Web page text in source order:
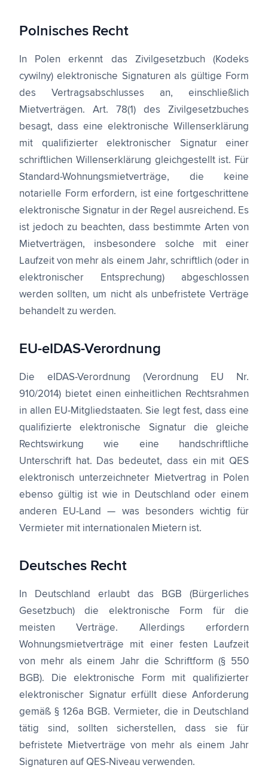
Polnisches Recht
In Polen erkennt das Zivilgesetzbuch (Kodeks
cywilny) elektronische Signaturen als gültige Form
des Vertragsabschlusses an, einschließlich
Mietverträgen. Art. 78(1) des Zivilgesetzbuches
besagt, dass eine elektronische Willenserklärung
mit qualifizierter elektronischer Signatur einer
schriftlichen Willenserklärung gleichgestellt ist. Für
Standard-Wohnungsmietverträge, die keine
notarielle Form erfordern, ist eine fortgeschrittene
elektronische Signatur in der Regel ausreichend. Es
ist jedoch zu beachten, dass bestimmte Arten von
Mietverträgen, insbesondere solche mit einer
Laufzeit von mehr als einem Jahr, schriftlich (oder in
elektronischer Entsprechung) abgeschlossen
werden sollten, um nicht als unbefristete Verträge
behandelt zu werden.
EU-eIDAS-Verordnung
Die eIDAS-Verordnung (Verordnung EU Nr.
910/2014) bietet einen einheitlichen Rechtsrahmen
in allen EU-Mitgliedstaaten. Sie legt fest, dass eine
qualifizierte elektronische Signatur die gleiche
Rechtswirkung wie eine handschriftliche
Unterschrift hat. Das bedeutet, dass ein mit QES
elektronisch unterzeichneter Mietvertrag in Polen
ebenso gültig ist wie in Deutschland oder einem
anderen EU-Land — was besonders wichtig für
Vermieter mit internationalen Mietern ist.
Deutsches Recht
In Deutschland erlaubt das BGB (Bürgerliches
Gesetzbuch) die elektronische Form für die
meisten Verträge. Allerdings erfordern
Wohnungsmietverträge mit einer festen Laufzeit
von mehr als einem Jahr die Schriftform (§ 550
BGB). Die elektronische Form mit qualifizierter
elektronischer Signatur erfüllt diese Anforderung
gemäß § 126a BGB. Vermieter, die in Deutschland
tätig sind, sollten sicherstellen, dass sie für
befristete Mietverträge von mehr als einem Jahr
Signaturen auf QES-Niveau verwenden.